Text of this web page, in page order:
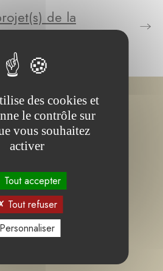
de la
de
des cookies et
le contrôle sur
vous souhaitez
activer
Tout accepter
Tout refuser
Personnaliser